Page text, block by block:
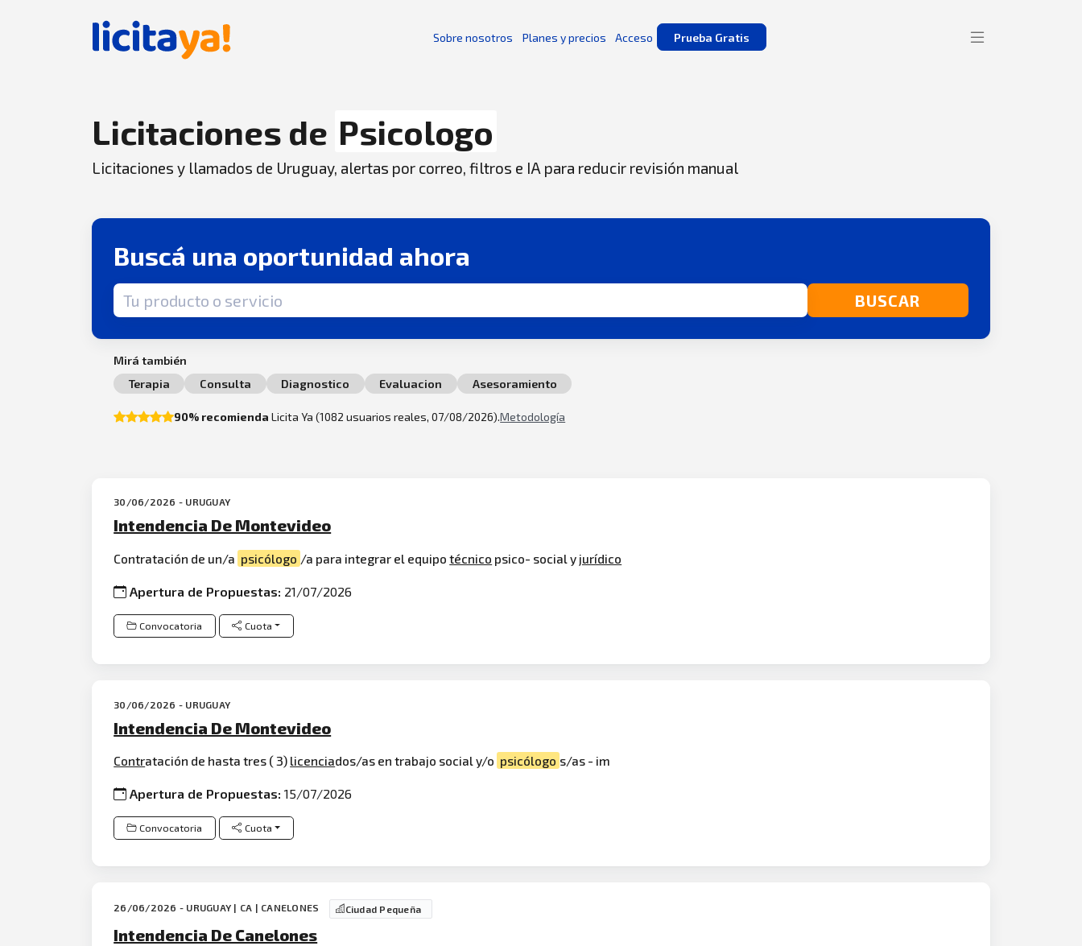
Sobre nosotros Planes y precios Acceso Prueba Gratis
Licitaciones de Psicologo
Licitaciones y llamados de Uruguay, alertas por correo, filtros e IA para reducir revisión manual
Buscá una oportunidad ahora
Término de búsqueda BUSCAR
Mirá también
Terapia
Consulta Diagnostico Evaluacion Asesoramiento
90% recomienda Licita Ya (1082 usuarios reales, 07/08/2026).Metodología
30/06/2026 - URUGUAY
Intendencia De Montevideo
Contratación de un/a psicólogo /a para integrar el equipotécnico psico- social y jurídico
Apertura de Propuestas: 21/07/2026
Convocatoria Cuota
30/06/2026 - URUGUAY
Intendencia De Montevideo
Contratación de hasta tres ( 3) licenciados/as en trabajo social y/o psicólogo s/as - im
Apertura de Propuestas:15/07/2026
Convocatoria Cuota
26/06/2026 - URUGUAY | CA | CANELONES Ciudad Pequeña
Intendencia De Canelones